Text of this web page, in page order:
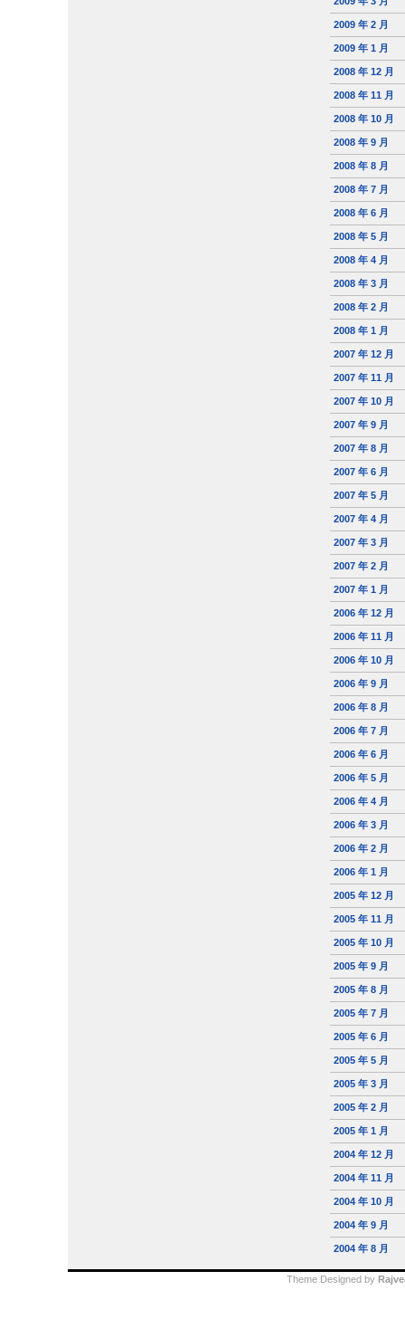
2009 年 2 月
2009 年 1 月
2008 年 12 月
2008 年 11 月
2008 年 10 月
2008 年 9 月
2008 年 8 月
2008 年 7 月
2008 年 6 月
2008 年 5 月
2008 年 4 月
2008 年 3 月
2008 年 2 月
2008 年 1 月
2007 年 12 月
2007 年 11 月
2007 年 10 月
2007 年 9 月
2007 年 8 月
2007 年 6 月
2007 年 5 月
2007 年 4 月
2007 年 3 月
2007 年 2 月
2007 年 1 月
2006 年 12 月
2006 年 11 月
2006 年 10 月
2006 年 9 月
2006 年 8 月
2006 年 7 月
2006 年 6 月
2006 年 5 月
2006 年 4 月
2006 年 3 月
2006 年 2 月
2006 年 1 月
2005 年 12 月
2005 年 11 月
2005 年 10 月
2005 年 9 月
2005 年 8 月
2005 年 7 月
2005 年 6 月
2005 年 5 月
2005 年 3 月
2005 年 2 月
2005 年 1 月
2004 年 12 月
2004 年 11 月
2004 年 10 月
2004 年 9 月
2004 年 8 月
Theme Designed by